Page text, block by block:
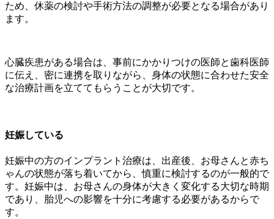
ため、休薬の検討や手術方法の調整が必要となる場合があり
ます。
心臓疾患がある場合は、事前にかかりつけの医師と歯科医師
に伝え、密に連携を取りながら、身体の状態に合わせた安全
な治療計画を立ててもらうことが大切です。
妊娠している
妊娠中の方のインプラント治療は、出産後、お母さんと赤ち
ゃんの状態が落ち着いてから、慎重に検討するのが一般的で
す。妊娠中は、お母さんの身体が大きく変化する大切な時期
であり、胎児への影響を十分に考慮する必要があるからで
す。